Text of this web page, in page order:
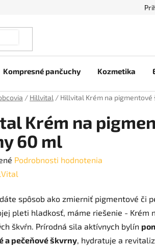
Kompresné pančuchy Kozmetika
/ Hillvital / Hillvital Krém na pigmentové
Krém na
60 ml
Podrobnosti hodnotenia
spôsob ako zmierniť pigmentové či
pleti hladkosť, máme riešenie - Krém
škvŕn. Prírodná sila aktívnych bylín
a pečeňové škvrny, hydratuje a